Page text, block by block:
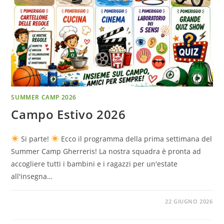
SUMMER CAMP 2026
Campo Estivo 2026
Si parte!
Ecco il programma della prima settimana del
Summer Camp Gherreris! La nostra squadra è pronta ad
accogliere tutti i bambini e i ragazzi per un'estate
all'insegna…
22 GIUGNO 2026